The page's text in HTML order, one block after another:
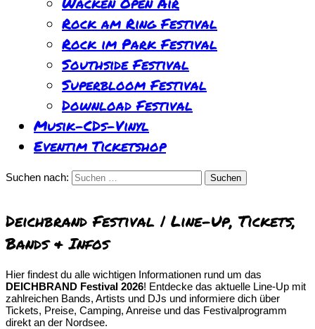
Rock am Ring Festival
Rock im Park Festival
Southside Festival
Superbloom Festival
Download Festival
Musik-CDs-Vinyl
Eventim Ticketshop
Suchen nach:
Deichbrand Festival | Line-Up, Tickets,
Bands & Infos
Hier findest du alle wichtigen Informationen rund um das
DEICHBRAND Festival 2026! Entdecke das aktuelle Line-Up mit
zahlreichen Bands, Artists und DJs und informiere dich über
Tickets, Preise, Camping, Anreise und das Festivalprogramm
direkt an der Nordsee.